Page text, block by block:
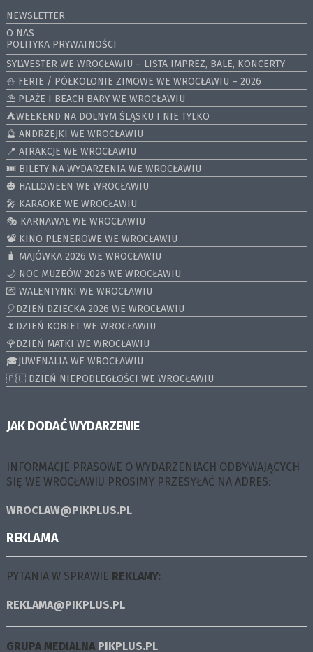
NEWSLETTER
O NAS
POLITYKA PRYWATNOŚCI
SYLWESTER WE WROCŁAWIU – LISTA IMPREZ, BALE, KONCERTY
⛄️ FERIE / PÓŁKOLONIE ZIMOWE WE WROCŁAWIU – 2026
⛱️ PLAŻE I BEACH BARY WE WROCŁAWIU
⛺️WEEKEND NA DOLNYM ŚLĄSKU I NIE TYLKO
🔮 ANDRZEJKI WE WROCŁAWIU
📍 ATRAKCJE WE WROCŁAWIU
🎟️ BILETY NA WYDARZENIA WE WROCŁAWIU
🎃 HALLOWEEN WE WROCŁAWIU
🎤 KARAOKE WE WROCŁAWIU
🎭 KARNAWAŁ WE WROCŁAWIU
📽️ KINO PLENEROWE WE WROCŁAWIU
🧳 MAJÓWKA 2026 WE WROCŁAWIU
🌙 NOC MUZEÓW 2026 WE WROCŁAWIU
💌 WALENTYNKI WE WROCŁAWIU
🎈DZIEŃ DZIECKA 2026 WE WROCŁAWIU
🌷DZIEŃ KOBIET WE WROCŁAWIU
🌹DZIEŃ MATKI WE WROCŁAWIU
🎓JUWENALIA WE WROCŁAWIU
🇵🇱 DZIEŃ NIEPODLEGŁOŚCI WE WROCŁAWIU
JAK DODAĆ WYDARZENIE
INFORMACJE PRASOWE O WYDARZENIACH ODBYWAJĄCYCH
SIĘ WE WROCŁAWIU PROSIMY PRZESYŁAĆ NA ADRES:
WROCLAW@PIKPLUS.PL
REKLAMA
PYTANIA W SPRAWIE REKLAMY:
REKLAMA@PIKPLUS.PL
GRUPA MEDIALNA PIKPLUS.PL